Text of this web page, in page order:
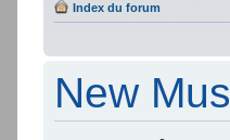
Index du forum
New